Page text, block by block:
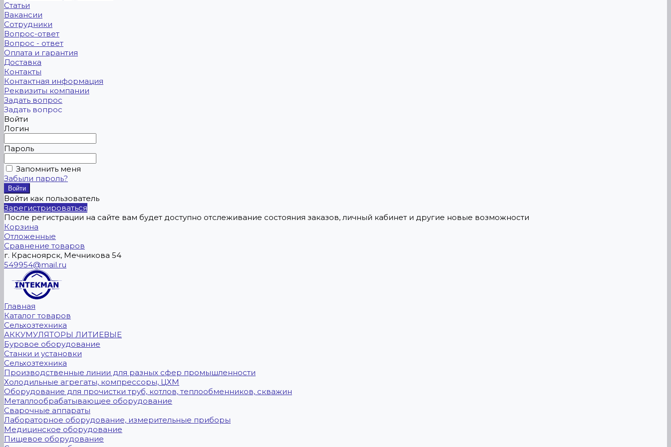
Статьи
Вакансии
Сотрудники
Вопрос-ответ
Вопрос - ответ
Оплата и гарантия
Доставка
Контакты
Контактная информация
Реквизиты компании
Задать вопрос
Задать вопрос
Войти
Логин
Пароль
Запомнить меня
Забыли пароль?
Войти как пользователь
Зарегистрироваться
После регистрации на сайте вам будет доступно отслеживание состояния заказов, личный кабинет и другие новые возможности
Корзина
Отложенные
Сравнение товаров
г. Красноярск, Мечникова 54
549954@mail.ru
Главная
Каталог товаров
Сельхозтехника
АККУМУЛЯТОРЫ ЛИТИЕВЫЕ
Буровое оборудование
Станки и установки
Сельхозтехника
Производственные линии для разных сфер промышленности
Холодильные агрегаты, компрессоры, ЦХМ
Оборудование для прочистки труб, котлов, теплообменников, скважин
Металлообрабатывающее оборудование
Сварочные аппараты
Лабораторное оборудование, измерительные приборы
Медицинское оборудование
Пищевое оборудование